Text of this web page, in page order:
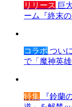
リリース 巨
ーム『終末
コラボ つい
で「魔神英
特集 『鈴蘭